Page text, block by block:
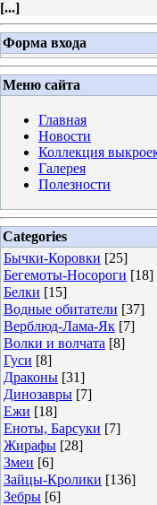
[...]
Форма входа
Меню сайта
Главная
Новости
Коллекция
Галерея
Полезности
Categories
Бычки-Коровки [25]
Бегемоты-Носороги [18]
Белки [15]
Водные обитатели [37]
Верблюд-Лама-Як [7]
Волки и волчата [8]
Гуси [8]
Драконы [31]
Динозавры [7]
Ежи [18]
Еноты, Барсуки [7]
Жирафы [28]
Змеи [6]
Зайцы-Кролики [136]
Зебры [6]